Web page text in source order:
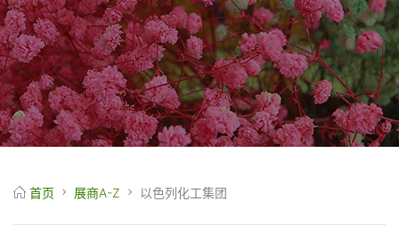
首页 展商A-Z 以色列化工集团